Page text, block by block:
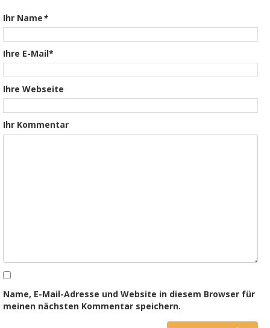
Ihr Name*
Ihre E-Mail*
Ihre Webseite
Ihr Kommentar
Name, E-Mail-Adresse und Website in diesem Browser für
meinen nächsten Kommentar speichern.